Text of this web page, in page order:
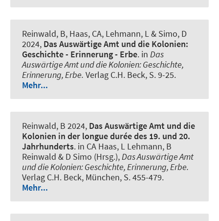
Reinwald, B, Haas, CA, Lehmann, L & Simo, D
2024, Das Auswärtige Amt und die Kolonien:
Geschichte - Erinnerung - Erbe. in Das
Auswärtige Amt und die Kolonien: Geschichte,
Erinnerung, Erbe. Verlag C.H. Beck, S. 9-25.
Mehr...
Reinwald, B 2024, Das Auswärtige Amt und die
Kolonien in der longue durée des 19. und 20.
Jahrhunderts. in CA Haas, L Lehmann, B
Reinwald & D Simo (Hrsg.), Das Auswärtige Amt
und die Kolonien: Geschichte, Erinnerung, Erbe.
Verlag C.H. Beck, München, S. 455-479.
Mehr...